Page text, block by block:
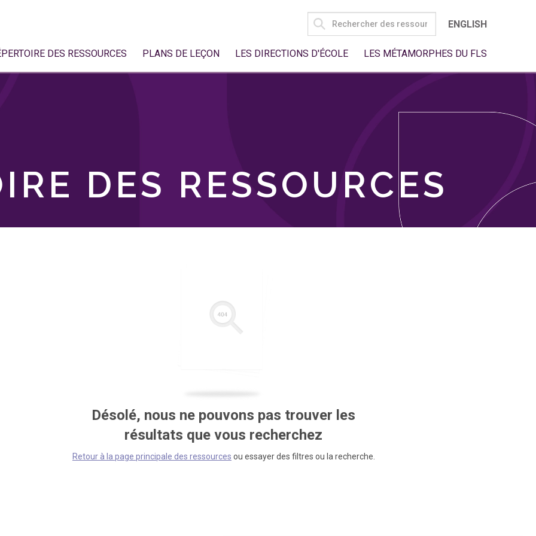
SEARCH
FOR:
ENGLISH
DES RESSOURCES PLANS DE LEÇON LES DIRECTIONS D'ÉCOLE LES MÉTAMORPHES DU FLS
DES RESSOURCES
Désolé, nous ne pouvons pas trouver les
résultats que vous recherchez
Retour à la page principale des ressources ou essayer des filtres ou la recherche.